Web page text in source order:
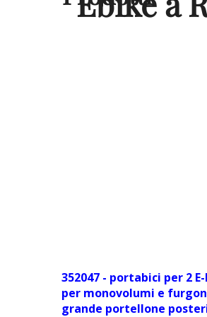
352047 - portabici per 2
per monovolumi e
grande portellone